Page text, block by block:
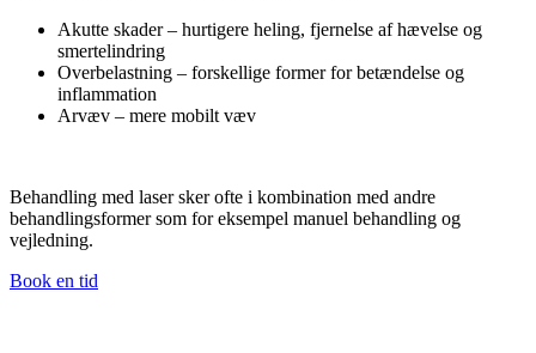
Akutte skader – hurtigere heling, fjernelse af hævelse og
smertelindring
Overbelastning – forskellige former for betændelse og
inflammation
Arvæv – mere mobilt væv
Behandling med laser sker ofte i kombination med andre
behandlingsformer som for eksempel manuel behandling og
vejledning.
Book en tid